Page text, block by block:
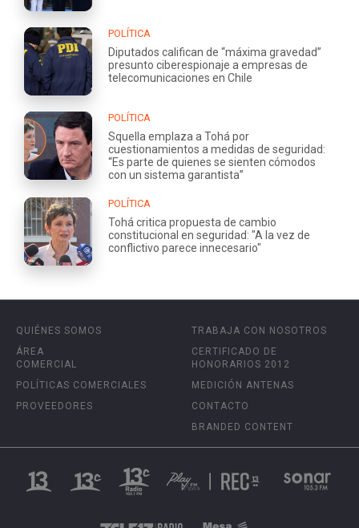
POLÍTICA
Diputados califican de “máxima gravedad”
presunto ciberespionaje a empresas de
telecomunicaciones en Chile
POLÍTICA
Squella emplaza a Tohá por
cuestionamientos a medidas de seguridad:
“Es parte de quienes se sienten cómodos
con un sistema garantista”
POLÍTICA
Tohá critica propuesta de cambio
constitucional en seguridad: "A la vez de
conflictivo parece innecesario"
QUIÉNES SOMOS
ÁREA
COMERCIAL
POLÍTICAS COMERCIALES
PROVEEDORES
TRABAJA CON NOSOTROS
CERTIFICADO DE
HONORARIOS 2012
MEDICIÓN ANTENAS
CONTACTO
BRANDED CONTENT